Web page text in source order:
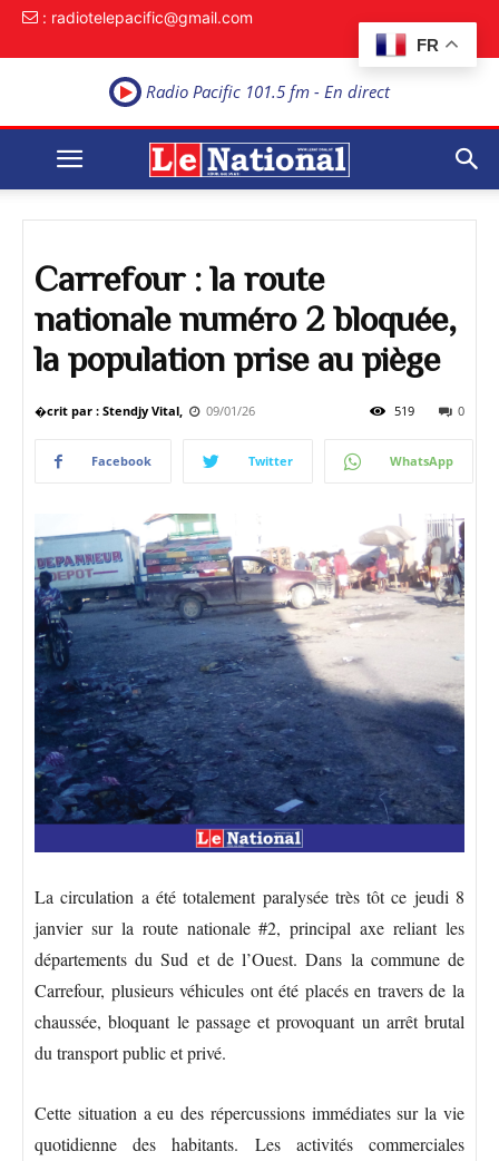
FR
: radiotelepacific@gmail.com
Radio Pacific 101.5 fm - En direct
Carrefour : la route
nationale numéro 2 bloquée,
la population prise au piège
�crit par : Stendjy Vital, 09/01/26 0
519
Facebook Twitter WhatsApp
La circulation a été totalement paralysée très tôt ce jeudi 8
janvier sur la route nationale #2, principal axe reliant les
départements du Sud et de l’Ouest. Dans la commune de
Carrefour, plusieurs véhicules ont été placés en travers de la
chaussée, bloquant le passage et provoquant un arrêt brutal
du transport public et privé.
Cette situation a eu des répercussions immédiates sur la vie
quotidienne des habitants. Les activités commerciales